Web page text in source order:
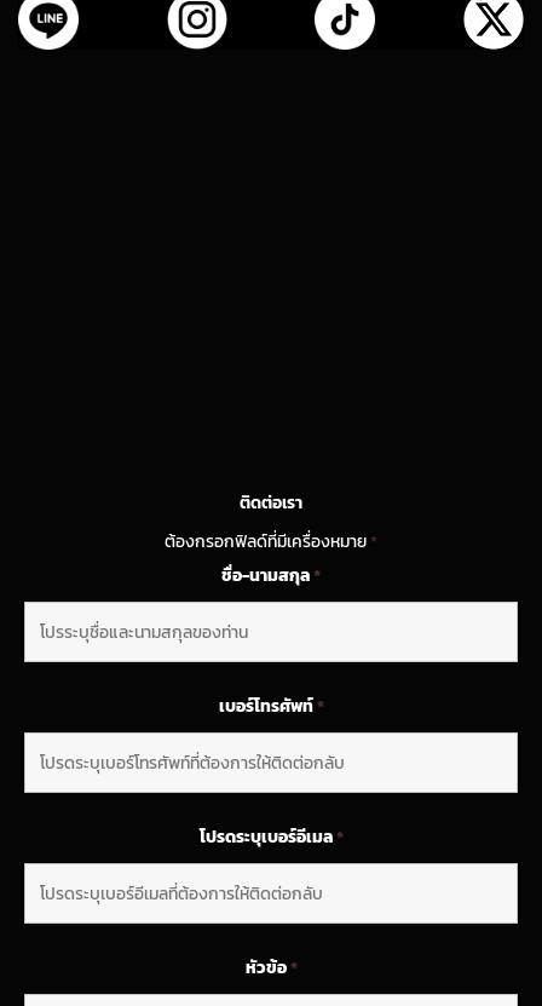
ติดต่อเรา
ต้องกรอกฟิลด์ที่มีเครื่องหมาย*
ชื่อ-นามสกุล*
เบอร์โทรศัพท์*
โปรดระบุเบอร์อีเมล*
หัวข้อ*